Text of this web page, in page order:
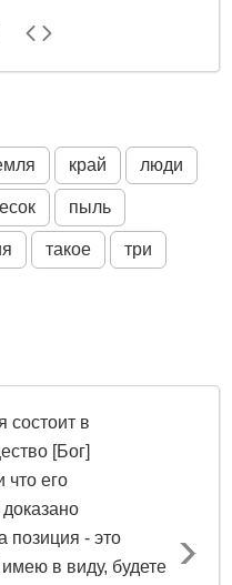
край люди
пыль
такое три
состоит в
[Бог]
что его
- это
в виду, будете